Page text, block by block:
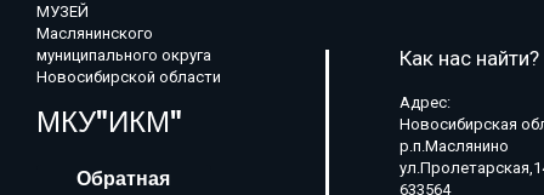
МУЗЕЙ
Маслянинского
муниципального округа
Новосибирской области
МКУ"ИКМ"
Обратная
Как нас найти?
Адрес:
Новосибирская
р.п.Маслянино
633564